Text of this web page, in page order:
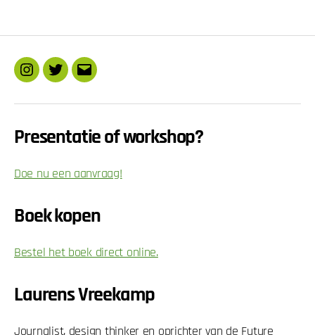
Instagram
TwitterE-
Presentatie of workshop?
Doe nu een aanvraag!
Boek kopen
Bestel het boek direct online.
Laurens Vreekamp
Journalist, design thinker en oprichter van de Future